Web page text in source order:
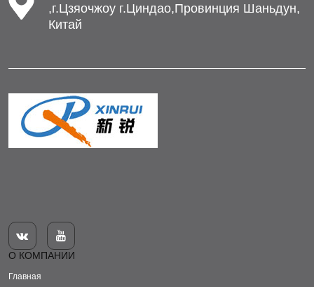
,г.Цзяочжоу г.Циндао,Провинция Шаньдун,
Китай


О КОМПАНИИ
Главная